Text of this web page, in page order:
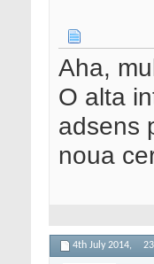
Aha,
O alta
adsens
noua
4th July 2014,